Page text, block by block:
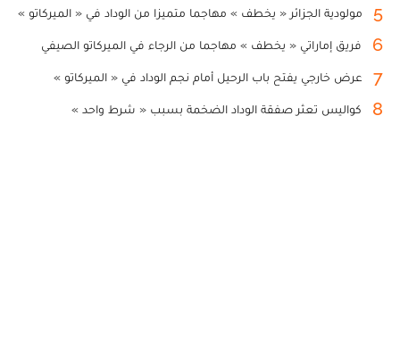
5 مولودية الجزائر « يخطف » مهاجما متميزا من الوداد في « الميركاتو »
6 فريق إماراتي « يخطف » مهاجما من الرجاء في الميركاتو الصيفي
7 عرض خارجي يفتح باب الرحيل أمام نجم الوداد في « الميركاتو »
8 كواليس تعثر صفقة الوداد الضخمة بسبب « شرط واحد »